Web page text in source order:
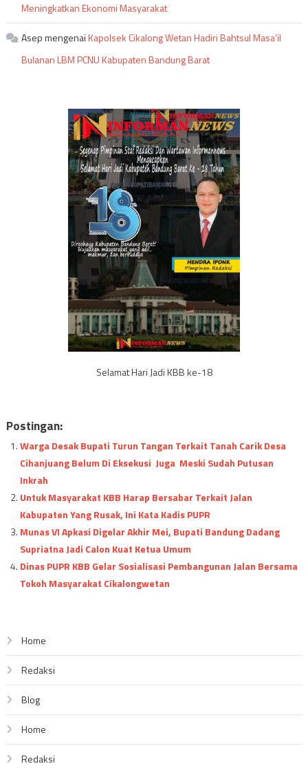
Meningkatkan Ekonomi Masyarakat
AsepmengenaiKapolsek Cikalong Wetan Hadiri Bahtsul Masa’il
Bulanan LBM PCNU Kabupaten Bandung Barat
Selamat Hari Jadi KBB ke-18
Postingan:
Warga Desak Bupati Turun Tangan Terkait Tanah Carik Desa
Cihanjuang Belum Di Eksekusi Juga Meski Sudah Putusan
Inkrah
Untuk Masyarakat KBB Harap Bersabar Terkait Jalan
Kabupaten Yang Rusak, Ini Kata Kadis PUPR
Munas VI Apkasi Digelar Akhir Mei, Bupati Bandung Dadang
Supriatna Jadi Calon Kuat Ketua Umum
Dinas PUPR KBB Gelar Sosialisasi Pembangunan Jalan Bersama
Tokoh Masyarakat Cikalongwetan
Home
Redaksi
Blog
Home
Redaksi